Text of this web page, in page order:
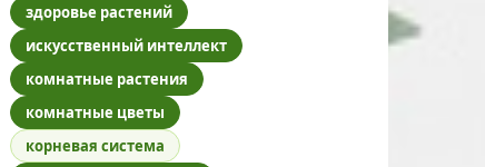
здоровье растений
искусственный интеллект
комнатные растения
комнатные цветы
корневая система